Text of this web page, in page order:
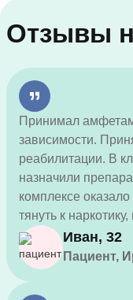
Отзывы
Принимал
зависимости.
реабилитации. В
назначили
комплексе
тянуть к
Иван, 32
Пациент,